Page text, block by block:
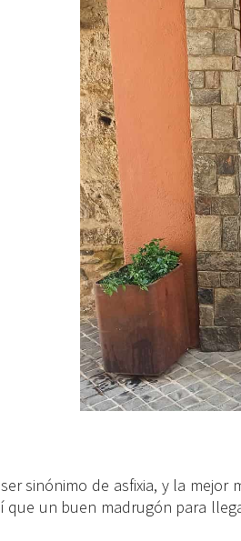
sinónimo de asfixia, y la
un buen madrugón para